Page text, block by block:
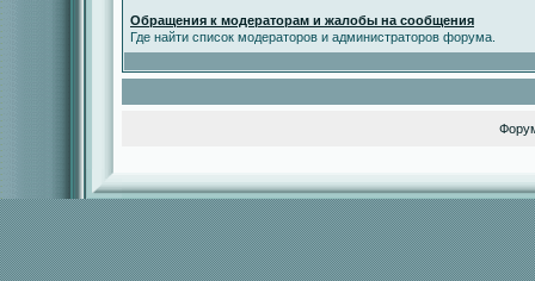
Обращения к модераторам и жалобы на сообщения
Где найти список модераторов и администраторов форума.